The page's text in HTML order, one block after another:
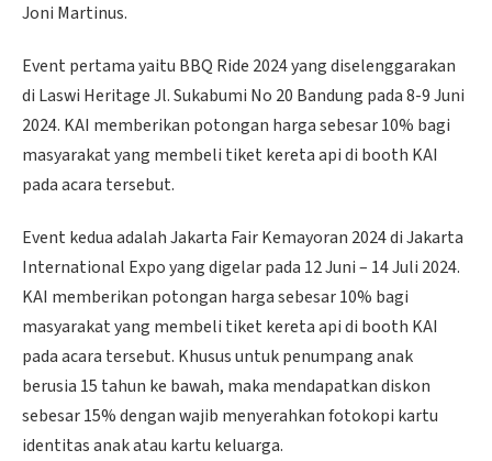
Joni Martinus.
Event pertama yaitu BBQ Ride 2024 yang diselenggarakan
di Laswi Heritage Jl. Sukabumi No 20 Bandung pada 8-9 Juni
2024. KAI memberikan potongan harga sebesar 10% bagi
masyarakat yang membeli tiket kereta api di booth KAI
pada acara tersebut.
Event kedua adalah Jakarta Fair Kemayoran 2024 di Jakarta
International Expo yang digelar pada 12 Juni – 14 Juli 2024.
KAI memberikan potongan harga sebesar 10% bagi
masyarakat yang membeli tiket kereta api di booth KAI
pada acara tersebut. Khusus untuk penumpang anak
berusia 15 tahun ke bawah, maka mendapatkan diskon
sebesar 15% dengan wajib menyerahkan fotokopi kartu
identitas anak atau kartu keluarga.